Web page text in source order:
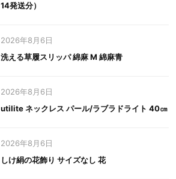
14発送分）
2026年8月6日
洗える草履スリッパ 綿麻 M 綿麻青
2026年8月6日
utilite ネックレス パール/ラブラドライト 40㎝
2026年8月6日
しけ絹の花飾り サイズなし 花